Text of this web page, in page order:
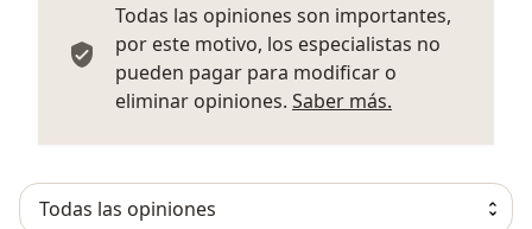
Todas las opiniones son importantes,
por este motivo, los especialistas no
pueden pagar para modificar o
eliminar opiniones. Saber más.